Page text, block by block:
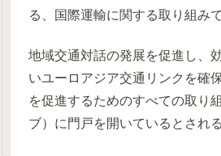
る、国際運輸に関する取り組み
地域交通対話の発展を促進し、
いユーロアジア交通リンクを確
を促進するためのすべての取り
ブ）に門戸を開いているとされる